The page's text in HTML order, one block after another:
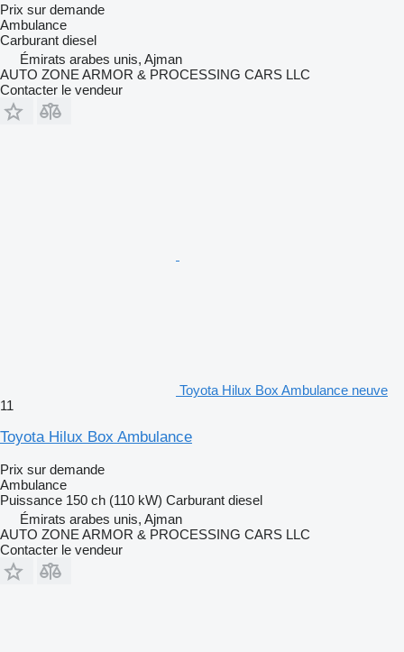
Prix sur demande
Ambulance
Carburant diesel
Émirats arabes unis, Ajman
AUTO ZONE ARMOR & PROCESSING CARS LLC
Contacter le vendeur
Toyota Hilux Box Ambulance neuve
11
Toyota Hilux Box Ambulance
Prix sur demande
Ambulance
Puissance 150 ch (110 kW) Carburant diesel
Émirats arabes unis, Ajman
AUTO ZONE ARMOR & PROCESSING CARS LLC
Contacter le vendeur